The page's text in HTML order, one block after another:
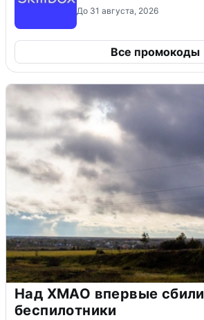
До 31 августа, 2026
Все промокоды
Над ХМАО впервые сбили
беспилотники